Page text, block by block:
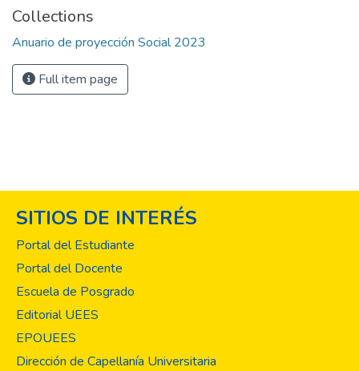
Collections
Anuario de proyección Social 2023
Full item page
SITIOS DE INTERÉS
Portal del Estudiante
Portal del Docente
Escuela de Posgrado
Editorial UEES
EPOUEES
Dirección de Capellanía Universitaria